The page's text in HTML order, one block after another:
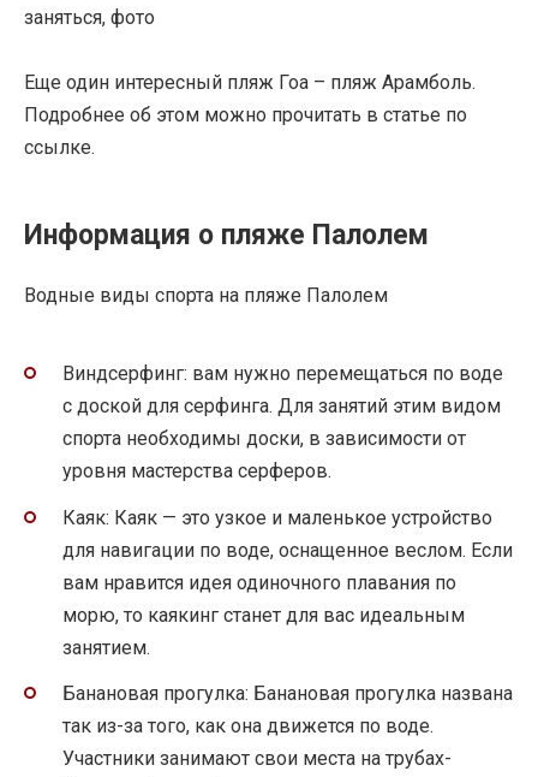
заняться, фото
Еще один интересный пляж Гоа – пляж Арамболь.
Подробнее об этом можно прочитать в статье по
ссылке.
Информация о пляже Палолем
Водные виды спорта на пляже Палолем
Виндсерфинг: вам нужно перемещаться по воде
с доской для серфинга. Для занятий этим видом
спорта необходимы доски, в зависимости от
уровня мастерства серферов.
Каяк: Каяк — это узкое и маленькое устройство
для навигации по воде, оснащенное веслом. Если
вам нравится идея одиночного плавания по
морю, то каякинг станет для вас идеальным
занятием.
Банановая прогулка: Банановая прогулка названа
так из-за того, как она движется по воде.
Участники занимают свои места на трубах-